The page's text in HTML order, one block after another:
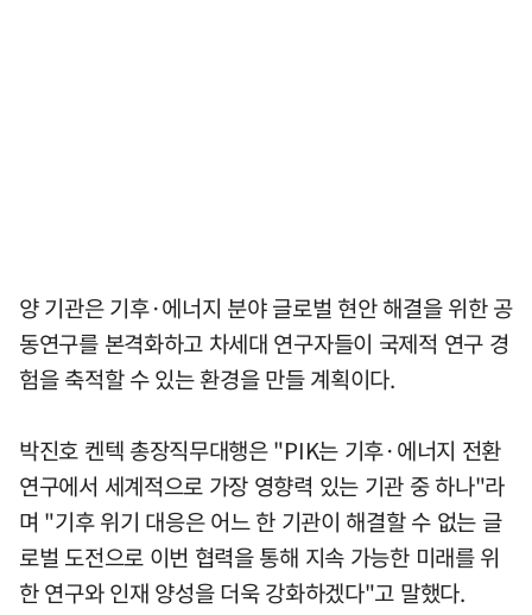
양 기관은 기후·에너지 분야 글로벌 현안 해결을 위한 공
동연구를 본격화하고 차세대 연구자들이 국제적 연구 경
험을 축적할 수 있는 환경을 만들 계획이다.
박진호 켄텍 총장직무대행은 "PIK는 기후·에너지 전환
연구에서 세계적으로 가장 영향력 있는 기관 중 하나"라
며 "기후 위기 대응은 어느 한 기관이 해결할 수 없는 글
로벌 도전으로 이번 협력을 통해 지속 가능한 미래를 위
한 연구와 인재 양성을 더욱 강화하겠다"고 말했다.